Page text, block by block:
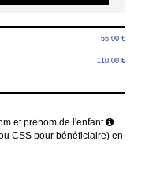
55.00 €
110.00 €
et prénom de l'enfant
CSS pour bénéficiaire) en